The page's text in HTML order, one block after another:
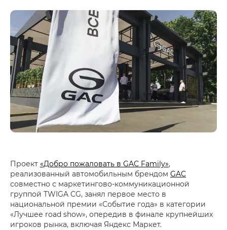
Проект «Добро пожаловать в GAC Family»,
реализованный автомобильным брендом GAC
совместно с маркетингово-коммуникационной
группой TWIGA CG, занял первое место в
национальной премии «Событие года» в категории
«Лучшее road show», опередив в финале крупнейших
игроков рынка, включая Яндекс Маркет.